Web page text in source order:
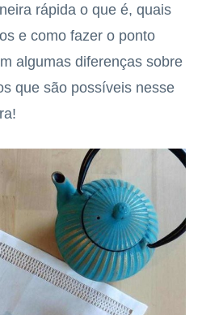
rápida o que é, quais
e como fazer o ponto
algumas diferenças sobre
que são possíveis nesse